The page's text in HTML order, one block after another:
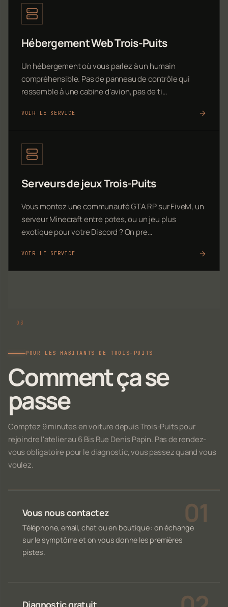
Hébergement Web Trois-Puits
Un hébergement où vous parlez à un humain
compréhensible. Pas de panneau de contrôle qui
ressemble à une cabine d'avion, pas de ti…
VOIR LE SERVICE
Serveurs de jeux Trois-Puits
Vous montez une communauté GTA RP sur FiveM, un
serveur Minecraft entre potes, ou un jeu plus
exotique pour votre Discord ? On pre…
VOIR LE SERVICE
POUR LES HABITANTS DE TROIS-PUITS
Comment ça se
passe
Comptez 9 minutes en voiture depuis Trois-Puits pour
rejoindre l'atelier au 6 Bis Rue Denis Papin. Pas de rendez-
vous obligatoire pour le diagnostic, vous passez quand vous
voulez.
Vous nous contactez
Téléphone, email, chat ou en boutique : on échange
sur le symptôme et on vous donne les premières
pistes.